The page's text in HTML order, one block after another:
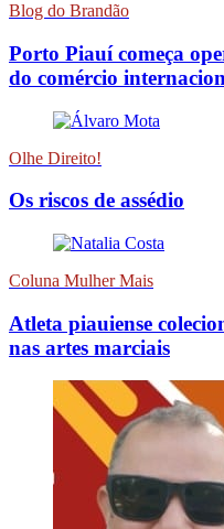
Blog do Brandão
Porto Piauí começa
do comércio
Olhe Direito!
Os riscos de assédio
Coluna Mulher Mais
Atleta piauiense
nas artes marciais